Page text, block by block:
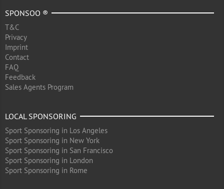
SPONSOO ®
T&C
Privacy
Imprint
Contact
FAQ
Feedback
Sales Agents Program
LOCAL SPONSORING
Sport Sponsoring in Los Angeles
Sport Sponsoring in New York
Sport Sponsoring in San Francisco
Sport Sponsoring in London
Sport Sponsoring in Rome